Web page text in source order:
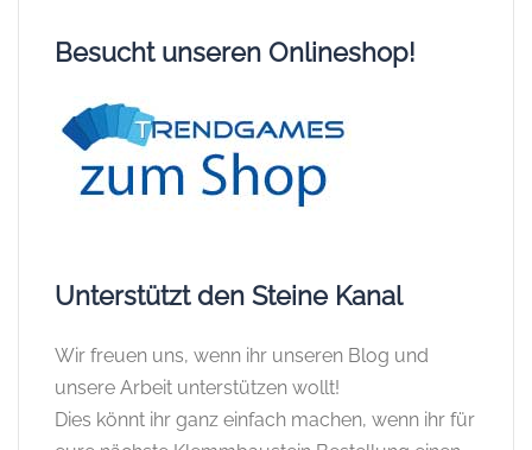
unsere Arbeit unterstützen wollt!
eure nächste Klemmbaustein Bestellung einen
unserer folgenden Affiliate-Links verwendet:
Werbung:
LEGO Onlineshop (*)
Figuworld24 (*)
ebay (*)
Spielzeug Fuchs (*)